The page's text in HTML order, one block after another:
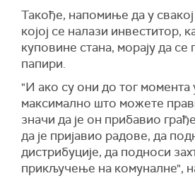
Такође, напомиње да у
којој се налази инвеститор,
куповине стана, морају да се
папири.
"И ако су они до тог момента
максимално што можете
значи да је он прибавио
да је пријавио радове, да
дистрибуције, да подноси
прикључење на комуналне",